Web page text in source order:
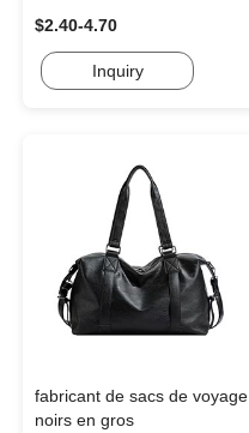
$2.40-4.70
Inquiry
fabricant de sacs de voyage
noirs en gros